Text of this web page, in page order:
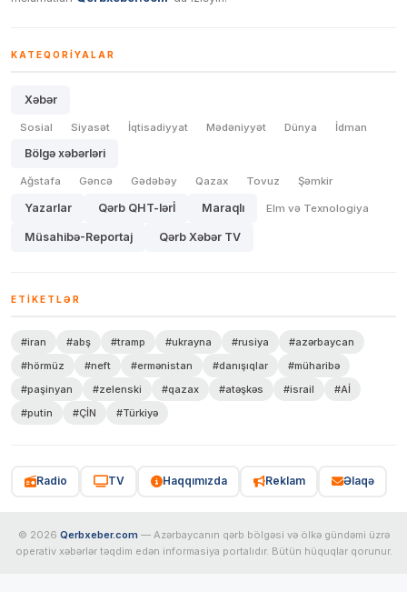
KATEQORIYALAR
Xəbər
Sosial Siyasət İqtisadiyyat Mədəniyyət Dünya İdman
Bölgə xəbərləri
Ağstafa Gəncə Gədəbəy Qazax Tovuz Şəmkir
Yazarlar Qərb QHT-lərİ Maraqlı Elm və Texnologiya
Müsahibə-Reportaj Qərb Xəbər TV
ETIKETLƏR
#iran #abş #tramp #ukrayna #rusiya
#azərbaycan
#hörmüz
#neft #ermənistan #danışıqlar
#müharibə
#paşinyan
#zelenski #qazax #atəşkəs #israil
#Aİ
#putin
#ÇİN #Türkiyə
Radio TV Haqqımızda Reklam Əlaqə
© 2026 Qerbxeber.com — Azərbaycanın qərb bölgəsi və ölkə gündəmi üzrə
operativ xəbərlər təqdim edən informasiya portalıdır. Bütün hüquqlar qorunur.